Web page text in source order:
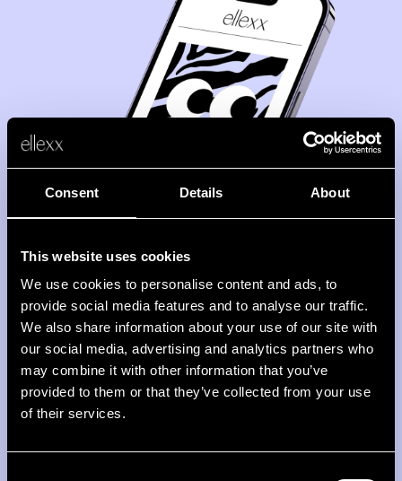
Consent Details About
This website uses cookies
We use cookies to personalise content and ads, to
provide social media features and to analyse our traffic.
We also share information about your use of our site with
our social media, advertising and analytics partners who
may combine it with other information that you’ve
provided to them or that they’ve collected from your use
of their services.
Login
Jetzt loslegen
From ellexx with love
Unser Team schreibt dir persönlich. Immer wieder
liest.